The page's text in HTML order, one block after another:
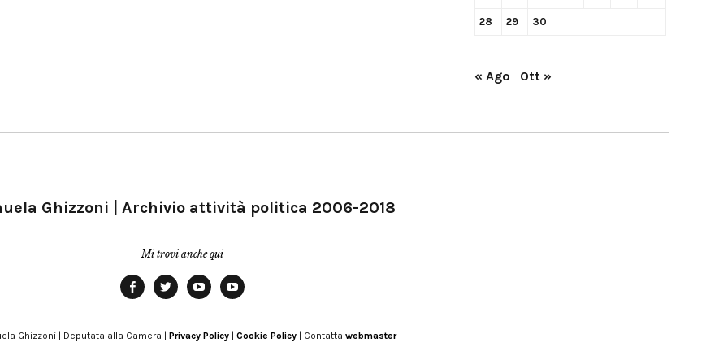
28 29 30
« Ago Ott »
Ghizzoni | Archivio attività politica 2006-2018
Mi trovi anche qui
Modena
Ghizzoni | Deputata alla Camera | Privacy Policy Cookie Policy | Contatta webmaster